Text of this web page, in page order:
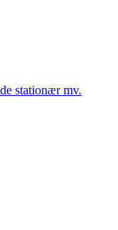
stationær mv.